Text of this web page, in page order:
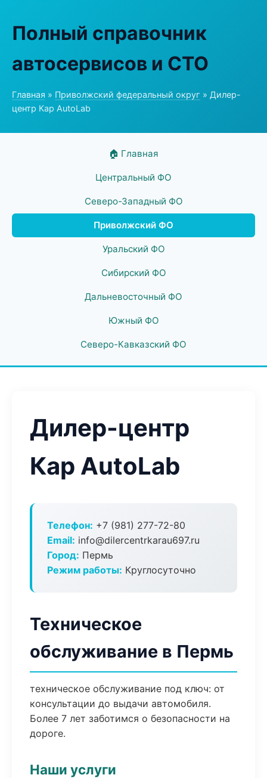
Полный справочник
автосервисов и СТО
Главная » Приволжский федеральный округ » Дилер-
центр Кар AutoLab
🏠 Главная
Центральный ФО
Северо-Западный ФО
Приволжский ФО
Уральский ФО
Сибирский ФО
Дальневосточный ФО
Южный ФО
Северо-Кавказский ФО
Дилер-центр
Кар AutoLab
Телефон: +7 (981) 277-72-80
Email: info@dilercentrkarau697.ru
Город: Пермь
Режим работы: Круглосуточно
Техническое
обслуживание в Пермь
техническое обслуживание под ключ: от
консультации до выдачи автомобиля.
Более 7 лет заботимся о безопасности на
дороге.
Наши услуги